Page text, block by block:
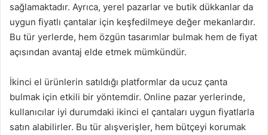
sağlamaktadır. Ayrıca, yerel pazarlar ve butik dükkanlar da
uygun fiyatlı çantalar için keşfedilmeye değer mekanlardır.
Bu tür yerlerde, hem özgün tasarımlar bulmak hem de fiyat
açısından avantaj elde etmek mümkündür.
İkinci el ürünlerin satıldığı platformlar da ucuz çanta
bulmak için etkili bir yöntemdir. Online pazar yerlerinde,
kullanıcılar iyi durumdaki ikinci el çantaları uygun fiyatlarla
satın alabilirler. Bu tür alışverişler, hem bütçeyi korumak